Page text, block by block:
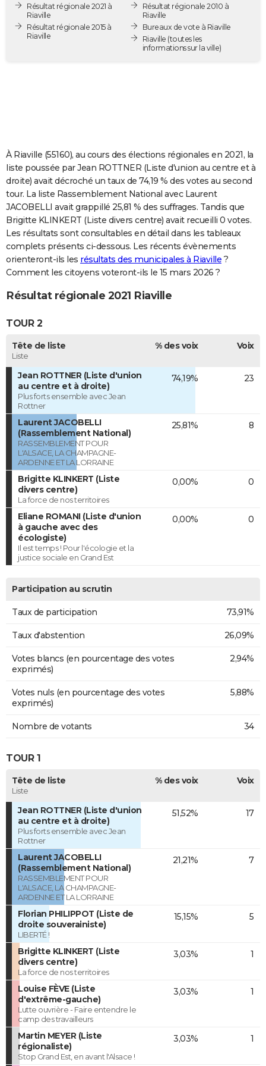
Destinations
City break
Voyage nature
Voyage de noces
Forum
PHOTO
GUIDES D'ACHAT
COPAINS D'AVANT
S'inscrire
Se connecter
Lycées
Collèges
Primaires
Universités
Entreprises
Service militaire
Avis de recherche
AVIS DE DÉCÈS
FORUM
Bricolage
Lifestyle
Culture
Sport
Television
Voyage
Cinema
Résultat régionale 2021 à
Riaville
Résultat régionale 2015 à
Riaville
Résultat régionale 2010 à
Riaville
Bureaux de vote à Riaville
Riaville (toutes les
informations sur la ville)
À Riaville (55160), au cours des élections régionales en 2021, la
liste poussée par Jean ROTTNER (Liste d'union au centre et à
droite) avait décroché un taux de 74,19 % des votes au second
tour. La liste Rassemblement National avec Laurent
JACOBELLI avait grappillé 25,81 % des suffrages. Tandis que
Brigitte KLINKERT (Liste divers centre) avait recueilli 0 votes.
Les résultats sont consultables en détail dans les tableaux
complets présents ci-dessous. Les récents évènements
orienteront-ils les résultats des municipales à Riaville ?
Comment les citoyens voteront-ils le 15 mars 2026 ?
Résultat régionale 2021 Riaville
TOUR 2
Tête de liste
Liste
% des voix Voix
Jean ROTTNER (Liste d'union
au centre et à droite)
Plus forts ensemble avec Jean
Rottner
74,19% 23
Laurent JACOBELLI
(Rassemblement National)
RASSEMBLEMENT POUR
L'ALSACE, LA CHAMPAGNE-
ARDENNE ET LA LORRAINE
25,81% 8
Brigitte KLINKERT (Liste
divers centre)
La force de nos territoires
0,00% 0
Eliane ROMANI (Liste d'union
à gauche avec des
écologiste)
Il est temps ! Pour l'écologie et la
justice sociale en Grand Est
0,00% 0
Participation au scrutin
Taux de participation 73,91%
Taux d'abstention 26,09%
Votes blancs (en pourcentage des votes
exprimés)
2,94%
Votes nuls (en pourcentage des votes
exprimés)
5,88%
Nombre de votants 34
TOUR 1
Tête de liste
Liste
% des voix Voix
Jean ROTTNER (Liste d'union
au centre et à droite)
Plus forts ensemble avec Jean
Rottner
51,52% 17
Laurent JACOBELLI
(Rassemblement National)
RASSEMBLEMENT POUR
L'ALSACE, LA CHAMPAGNE-
ARDENNE ET LA LORRAINE
21,21% 7
Florian PHILIPPOT (Liste de
droite souverainiste)
LIBERTÉ !
15,15% 5
Brigitte KLINKERT (Liste
divers centre)
La force de nos territoires
3,03% 1
Louise FÈVE (Liste
d'extrême-gauche)
Lutte ouvrière - Faire entendre le
camp des travailleurs
3,03% 1
Martin MEYER (Liste
régionaliste)
Stop Grand Est, en avant l'Alsace !
3,03% 1